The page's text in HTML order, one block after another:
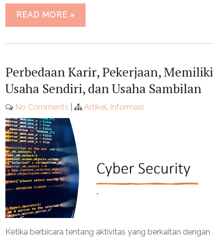
READ MORE »
Perbedaan Karir, Pekerjaan, Memiliki
Usaha Sendiri, dan Usaha Sambilan
No Comments | Artikel, Informasi
Ketika berbicara tentang aktivitas yang berkaitan dengan